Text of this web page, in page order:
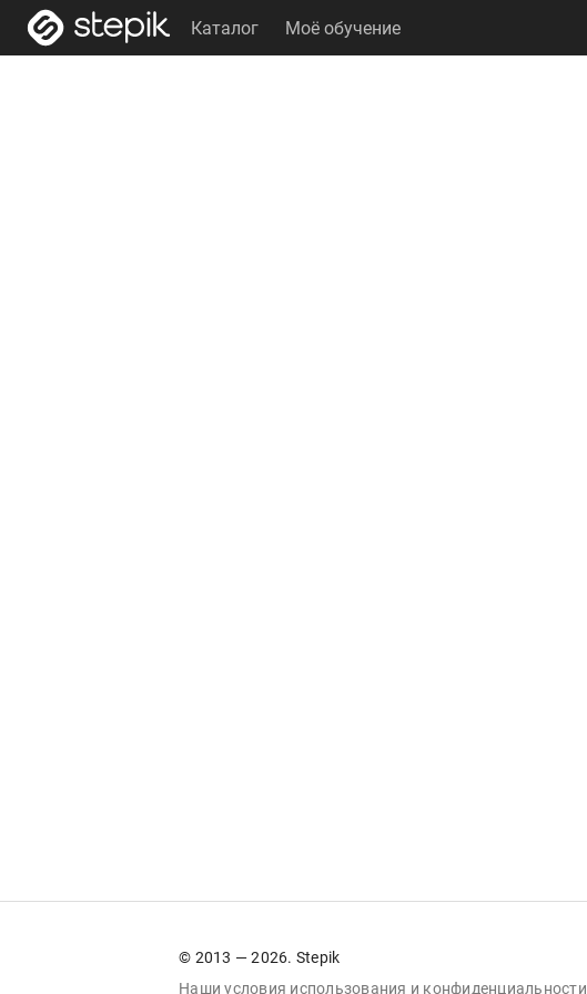
Каталог Моё обучение
© 2013 — 2026. Stepik
Наши условия использования и конфиденциальности